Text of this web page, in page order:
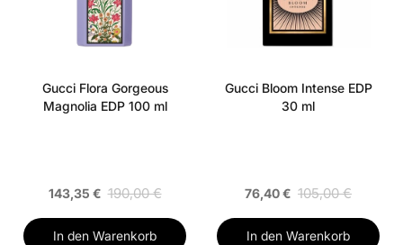
Gucci Flora Gorgeous
Magnolia EDP 100 ml
143,35 € 190,00 €
In den Warenkorb
Gucci Bloom Intense EDP
30 ml
76,40 € 105,00 €
In den Warenkorb